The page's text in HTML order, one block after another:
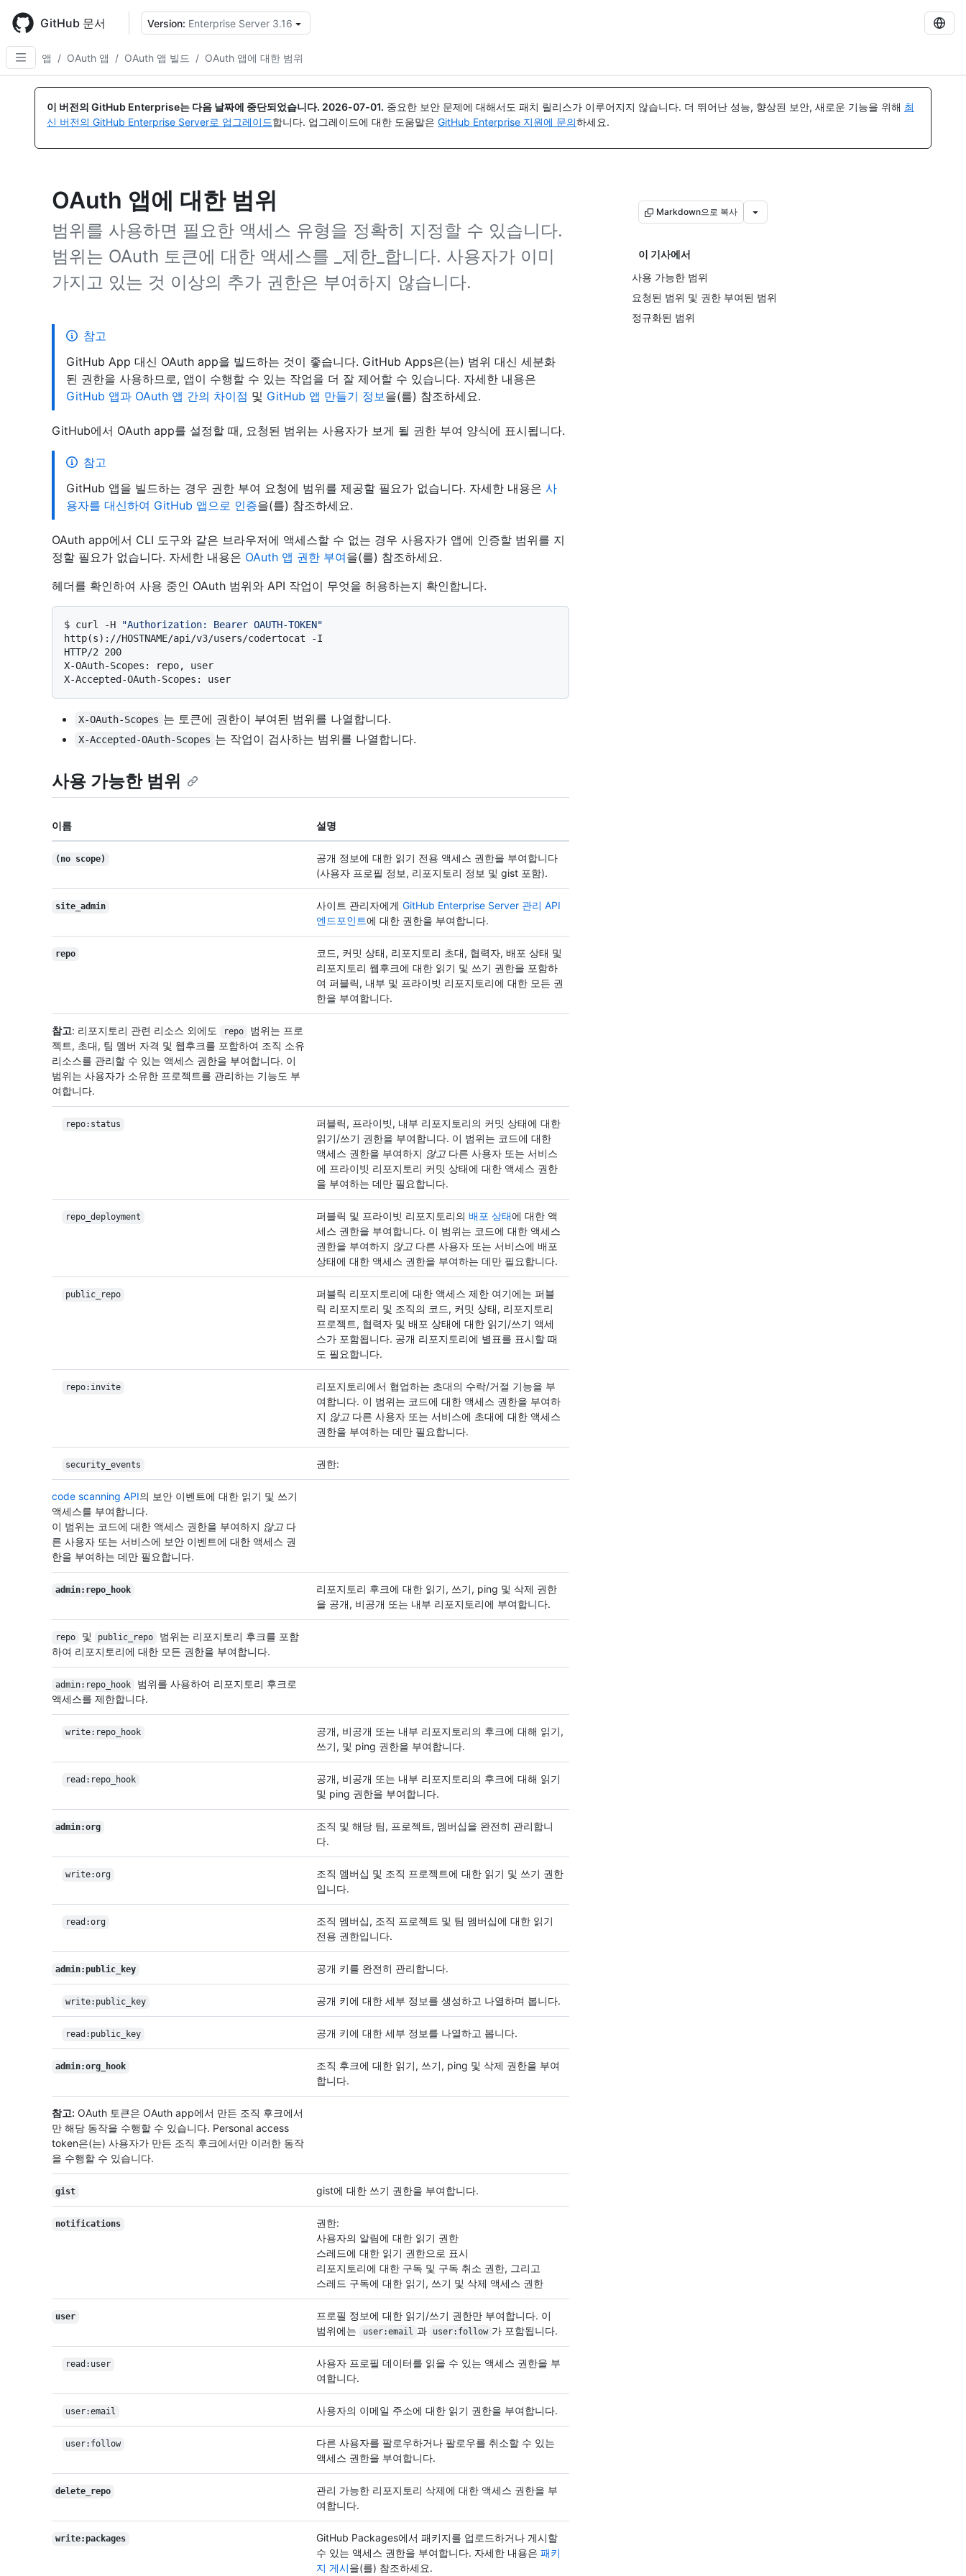
main
content
GitHub 문서 Version: Enterprise Server 3.16
앱
/ OAuth 앱 / OAuth 앱 빌드 / OAuth 앱에 대한 범위
이 버전의 GitHub Enterprise는 다음 날짜에 중단되었습니다. 2026-07-01. 중요한 보안 문제에 대해서도 패치 릴리스가 이루어지지 않습니다. 더 뛰어난 성능, 향상된 보안, 새로운 기능을 위해 최
신 버전의 GitHub Enterprise Server로 업그레이드합니다. 업그레이드에 대한 도움말은 GitHub Enterprise 지원에 문의하세요.
OAuth 앱에 대한 범위
범위를 사용하면 필요한 액세스 유형을 정확히 지정할 수 있습니다.
범위는 OAuth 토큰에 대한 액세스를 _제한_합니다. 사용자가 이미
가지고 있는 것 이상의 추가 권한은 부여하지 않습니다.
Markdown으로 복사
이 기사에서
사용 가능한 범위
요청된 범위 및 권한 부여된 범위
정규화된 범위
참고
GitHub App 대신 OAuth app을 빌드하는 것이 좋습니다. GitHub Apps은(는) 범위 대신 세분화
된 권한을 사용하므로, 앱이 수행할 수 있는 작업을 더 잘 제어할 수 있습니다. 자세한 내용은
GitHub 앱과 OAuth 앱 간의 차이점 및 GitHub 앱 만들기 정보을(를) 참조하세요.
GitHub에서 OAuth app를 설정할 때, 요청된 범위는 사용자가 보게 될 권한 부여 양식에 표시됩니다.
참고
GitHub 앱을 빌드하는 경우 권한 부여 요청에 범위를 제공할 필요가 없습니다. 자세한 내용은 사
용자를 대신하여 GitHub 앱으로 인증을(를) 참조하세요.
OAuth app에서 CLI 도구와 같은 브라우저에 액세스할 수 없는 경우 사용자가 앱에 인증할 범위를 지
정할 필요가 없습니다. 자세한 내용은 OAuth 앱 권한 부여을(를) 참조하세요.
헤더를 확인하여 사용 중인 OAuth 범위와 API 작업이 무엇을 허용하는지 확인합니다.
$ curl -H
"Authorization: Bearer OAUTH-TOKEN"
http(s)://HOSTNAME/api/v3/users/codertocat -I
HTTP/2 200
X-OAuth-Scopes: repo, user
X-OAuth-Scopes 는 토큰에 권한이 부여된 범위를 나열합니다.
X-Accepted-OAuth-Scopes 는 작업이 검사하는 범위를 나열합니다.
사용 가능한 범위
이름 설명
(no scope)
공개 정보에 대한 읽기 전용 액세스 권한을 부여합니다
(사용자 프로필 정보, 리포지토리 정보 및 gist 포함).
site_admin 사이트 관리자에게 GitHub Enterprise Server 관리 API
엔드포인트에 대한 권한을 부여합니다.
repo
코드, 커밋 상태, 리포지토리 초대, 협력자, 배포 상태 및
리포지토리 웹후크에 대한 읽기 및 쓰기 권한을 포함하
여 퍼블릭, 내부 및 프라이빗 리포지토리에 대한 모든 권
한을 부여합니다.
참고: 리포지토리 관련 리소스 외에도 repo
범위는 프로
젝트, 초대, 팀 멤버 자격 및 웹후크를 포함하여 조직 소유
리소스를 관리할 수 있는 액세스 권한을 부여합니다. 이
범위는 사용자가 소유한 프로젝트를 관리하는 기능도 부
여합니다.
repo:status
퍼블릭, 프라이빗, 내부 리포지토리의 커밋 상태에 대한
읽기/쓰기 권한을 부여합니다. 이 범위는 코드에 대한
액세스 권한을 부여하지 않고 다른 사용자 또는 서비스
에 프라이빗 리포지토리 커밋 상태에 대한 액세스 권한
을 부여하는 데만 필요합니다.
repo_deployment 퍼블릭 및 프라이빗 리포지토리의 배포 상태에 대한 액
세스 권한을 부여합니다. 이 범위는 코드에 대한 액세스
권한을 부여하지 않고 다른 사용자 또는 서비스에 배포
상태에 대한 액세스 권한을 부여하는 데만 필요합니다.
public_repo
퍼블릭 리포지토리에 대한 액세스 제한 여기에는 퍼블
릭 리포지토리 및 조직의 코드, 커밋 상태, 리포지토리
프로젝트, 협력자 및 배포 상태에 대한 읽기/쓰기 액세
스가 포함됩니다. 공개 리포지토리에 별표를 표시할 때
도 필요합니다.
repo:invite
리포지토리에서 협업하는 초대의 수락/거절 기능을 부
여합니다. 이 범위는 코드에 대한 액세스 권한을 부여하
지 않고 다른 사용자 또는 서비스에 초대에 대한 액세스
권한을 부여하는 데만 필요합니다.
security_events 권한:
code scanning API의 보안 이벤트에 대한 읽기 및 쓰기
액세스를 부여합니다.
이 범위는 코드에 대한 액세스 권한을 부여하지 않고 다
른 사용자 또는 서비스에 보안 이벤트에 대한 액세스 권
한을 부여하는 데만 필요합니다.
admin:repo_hook
리포지토리 후크에 대한 읽기, 쓰기, ping 및 삭제 권한
을 공개, 비공개 또는 내부 리포지토리에 부여합니다.
repo 및 public_repo
범위는 리포지토리 후크를 포함
하여 리포지토리에 대한 모든 권한을 부여합니다.
admin:repo_hook
범위를 사용하여 리포지토리 후크로
액세스를 제한합니다.
write:repo_hook
공개, 비공개 또는 내부 리포지토리의 후크에 대해 읽기,
쓰기, 및 ping 권한을 부여합니다.
read:repo_hook
공개, 비공개 또는 내부 리포지토리의 후크에 대해 읽기
및 ping 권한을 부여합니다.
admin:org
조직 및 해당 팀, 프로젝트, 멤버십을 완전히 관리합니
다.
write:org
조직 멤버십 및 조직 프로젝트에 대한 읽기 및 쓰기 권한
입니다.
read:org
조직 멤버십, 조직 프로젝트 및 팀 멤버십에 대한 읽기
전용 권한입니다.
admin:public_key 공개 키를 완전히 관리합니다.
write:public_key 공개 키에 대한 세부 정보를 생성하고 나열하며 봅니다.
read:public_key 공개 키에 대한 세부 정보를 나열하고 봅니다.
admin:org_hook
조직 후크에 대한 읽기, 쓰기, ping 및 삭제 권한을 부여
합니다.
참고: OAuth 토큰은 OAuth app에서 만든 조직 후크에서
만 해당 동작을 수행할 수 있습니다. Personal access
token은(는) 사용자가 만든 조직 후크에서만 이러한 동작
을 수행할 수 있습니다.
gist gist에 대한 쓰기 권한을 부여합니다.
notifications
권한:
사용자의 알림에 대한 읽기 권한
스레드에 대한 읽기 권한으로 표시
리포지토리에 대한 구독 및 구독 취소 권한, 그리고
스레드 구독에 대한 읽기, 쓰기 및 삭제 액세스 권한
user
프로필 정보에 대한 읽기/쓰기 권한만 부여합니다. 이
범위에는
user:email 과 user:follow 가 포함됩니다.
read:user
사용자 프로필 데이터를 읽을 수 있는 액세스 권한을 부
여합니다.
user:email 사용자의 이메일 주소에 대한 읽기 권한을 부여합니다.
user:follow
다른 사용자를 팔로우하거나 팔로우를 취소할 수 있는
액세스 권한을 부여합니다.
delete_repo
관리 가능한 리포지토리 삭제에 대한 액세스 권한을 부
여합니다.
write:packages
GitHub Packages에서 패키지를 업로드하거나 게시할
수 있는 액세스 권한을 부여합니다. 자세한 내용은 패키
지 게시을(를) 참조하세요.